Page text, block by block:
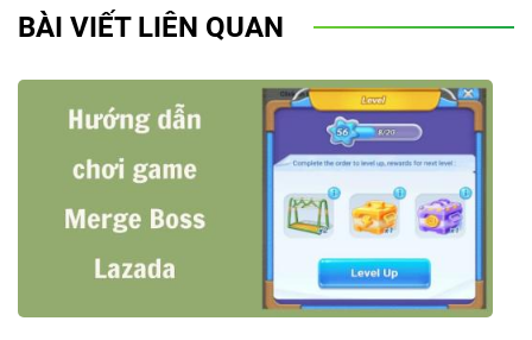
BÀI VIẾT LIÊN QUAN